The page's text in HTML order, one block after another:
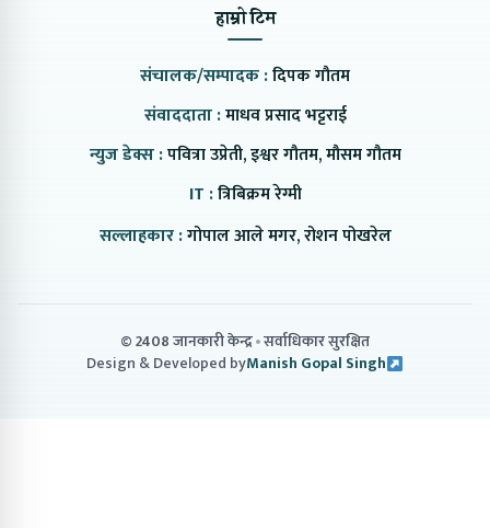
हाम्रो टिम
संचालक/सम्पादक :दिपक गौतम
संवाददाता :माधव प्रसाद भट्टराई
न्युज डेक्स :पवित्रा उप्रेती, इश्वर गौतम, मौसम गौतम
IT :त्रिबिक्रम रेग्मी
सल्लाहकार :गोपाल आले मगर, रोशन पोखरेल
© 2408 जानकारी केन्द्र सर्वाधिकार सुरक्षित
Design & Developed byManish Gopal Singh